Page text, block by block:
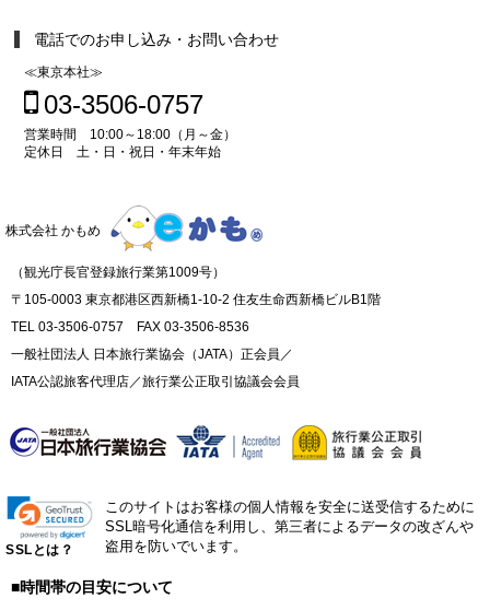
電話でのお申し込み・お問い合わせ
≪東京本社≫
03-3506-0757
営業時間 10:00～18:00（月～金）
定休日 土・日・祝日・年末年始
株式会社 かもめ
（観光庁長官登録旅行業第1009号）
〒105-0003 東京都港区西新橋1-10-2 住友生命西新橋ビルB1階
TEL 03-3506-0757 FAX 03-3506-8536
一般社団法人 日本旅行業協会（JATA）正会員／
IATA公認旅客代理店／旅行業公正取引協議会会員
SSLとは？
このサイトはお客様の個人情報を安全に送受信するために
SSL暗号化通信を利用し、第三者によるデータの改ざんや
盗用を防いでいます。
■時間帯の目安について